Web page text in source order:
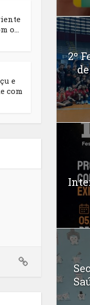
o...
e
com
2º